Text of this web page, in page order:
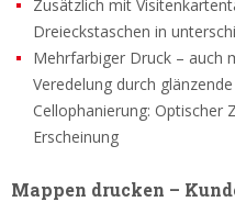
Zusätzlich mit
Dreieckstaschen in
Mehrfarbiger Druck – auch
Veredelung durch
Cellophanierung: Optischer
Erscheinung
Mappen drucken –